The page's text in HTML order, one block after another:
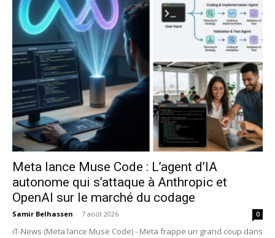
Meta lance Muse Code : L’agent d’IA
autonome qui s’attaque à Anthropic et
OpenAI sur le marché du codage
Samir Belhassen - 7 août 2026 0
iT-News (Meta lance Muse Code) - Meta frappe un grand coup dans